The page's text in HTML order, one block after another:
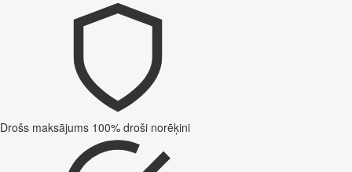
Drošs maksājums 100% droši norēķini